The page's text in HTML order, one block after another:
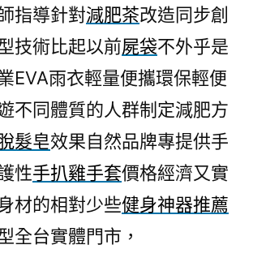
指導針對減肥茶改造同步創
技術比起以前屍袋不外乎是
EVA雨衣輕量便攜環保輕便
不同體質的人群制定減肥方
髮皂效果自然品牌專提供手
性手扒雞手套價格經濟又實
材的相對少些健身神器推薦
全台實體門市，